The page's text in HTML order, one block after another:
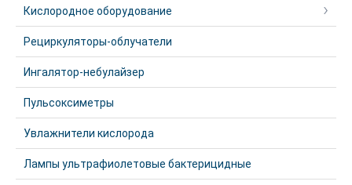
Кислородное оборудование
Рециркуляторы-облучатели
Ингалятор-небулайзер
Пульсоксиметры
Увлажнители кислорода
Лампы ультрафиолетовые бактерицидные